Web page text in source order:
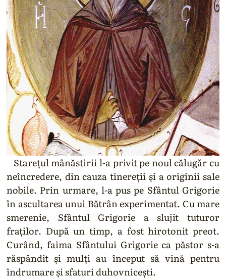
Starețul mânăstirii l-a privit pe noul călugăr cu
neîncredere, din cauza tinereții și a originii sale
nobile. Prin urmare, l-a pus pe Sfântul Grigorie
în ascultarea unui Bătrân experimentat. Cu mare
smerenie, Sfântul Grigorie a slujit tuturor
fraților. După un timp, a fost hirotonit preot.
Curând, faima Sfântului Grigorie ca păstor s-a
răspândit și mulți au început să vină pentru
îndrumare și sfaturi duhovnicești.